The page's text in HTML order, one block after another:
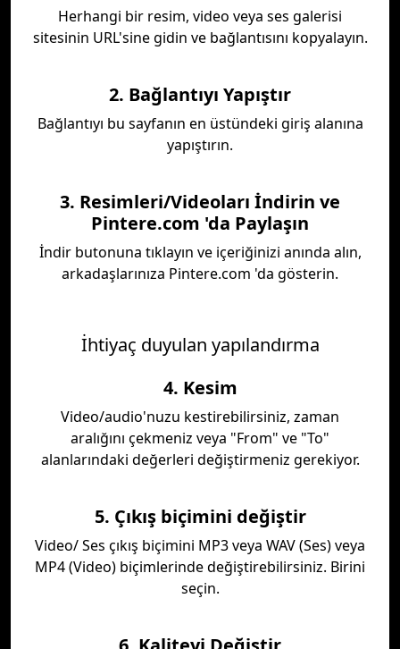
Herhangi bir resim, video veya ses galerisi
sitesinin URL'sine gidin ve bağlantısını kopyalayın.
2. Bağlantıyı Yapıştır
Bağlantıyı bu sayfanın en üstündeki giriş alanına
yapıştırın.
3. Resimleri/Videoları İndirin ve
Pintere.com 'da Paylaşın
İndir butonuna tıklayın ve içeriğinizi anında alın,
arkadaşlarınıza Pintere.com 'da gösterin.
İhtiyaç duyulan yapılandırma
4. Kesim
Video/audio'nuzu kestirebilirsiniz, zaman
aralığını çekmeniz veya "From" ve "To"
alanlarındaki değerleri değiştirmeniz gerekiyor.
5. Çıkış biçimini değiştir
Video/ Ses çıkış biçimini MP3 veya WAV (Ses) veya
MP4 (Video) biçimlerinde değiştirebilirsiniz. Birini
seçin.